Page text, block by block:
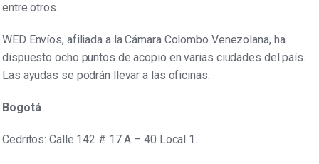
entre otros.
WED Envíos, afiliada a la Cámara Colombo Venezolana, ha
dispuesto ocho puntos de acopio en varias ciudades del país.
Las ayudas se podrán llevar a las oficinas:
Bogotá
Cedritos: Calle 142 # 17 A – 40 Local 1.